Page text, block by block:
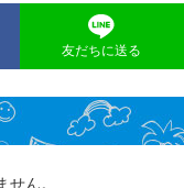
友だちに送る
ん。